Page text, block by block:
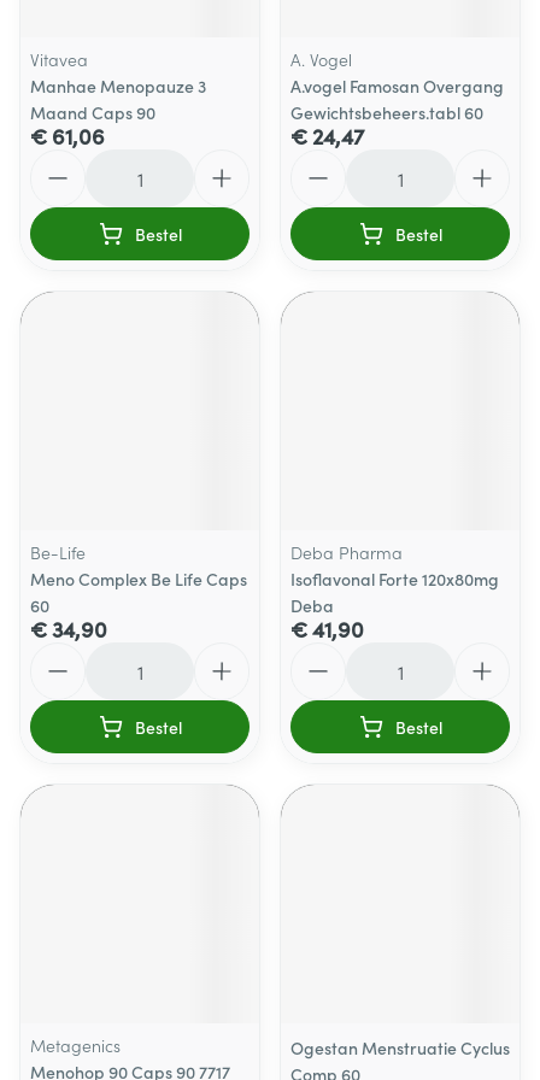
Vitavea
Manhae Menopauze 3
Maand Caps 90
€ 61,06
Bestel
A. Vogel
A.vogel Famosan Overgang
Gewichtsbeheers.tabl 60
€ 24,47
Bestel
Be-Life
Meno Complex Be Life Caps
60
€ 34,90
Bestel
Deba Pharma
Isoflavonal Forte 120x80mg
Deba
€ 41,90
Bestel
Metagenics
Menohop 90 Caps 90 7717
Ogestan Menstruatie Cyclus
Comp 60